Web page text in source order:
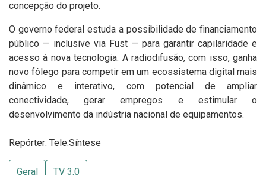
concepção do projeto.
O governo federal estuda a possibilidade de financiamento
público — inclusive via Fust — para garantir capilaridade e
acesso à nova tecnologia. A radiodifusão, com isso, ganha
novo fôlego para competir em um ecossistema digital mais
dinâmico e interativo, com potencial de ampliar
conectividade, gerar empregos e estimular o
desenvolvimento da indústria nacional de equipamentos.
Repórter: Tele.Síntese
Geral TV 3.0